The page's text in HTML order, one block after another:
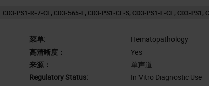
CD3-PS1-R-7-CE CD3-565-L CD3-PS1-CE-S CD3-PS1-L-CE CD3-PS1
菜单:
Hematopathology
高清晰度：
Yes
来源：
单声道
Regulatory Status:
In Vitro Diagnostic Use